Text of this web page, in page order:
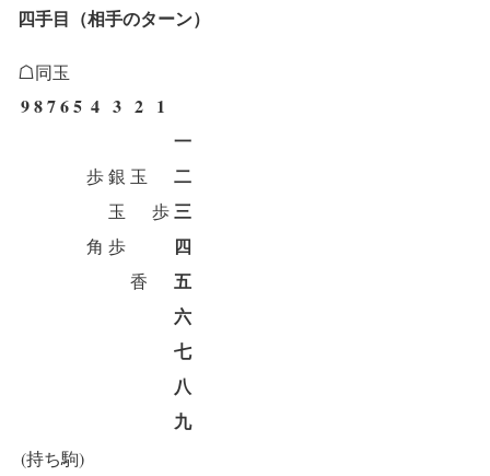
四手目（相手のターン）
☖同玉
98765 4 3 2 1
一
歩銀 玉 二
玉 歩三
角 歩 四
香
五
六
七
八
九
(持ち駒)